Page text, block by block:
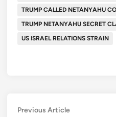
TRUMP CALLED NETANYAHU
TRUMP NETANYAHU SECRET
US ISRAEL RELATIONS STRAIN
Post
Previous ArticlePrevious